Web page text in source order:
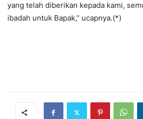
yang telah diberikan kepada kami,
ibadah untuk Bapak,” ucapnya.(*)